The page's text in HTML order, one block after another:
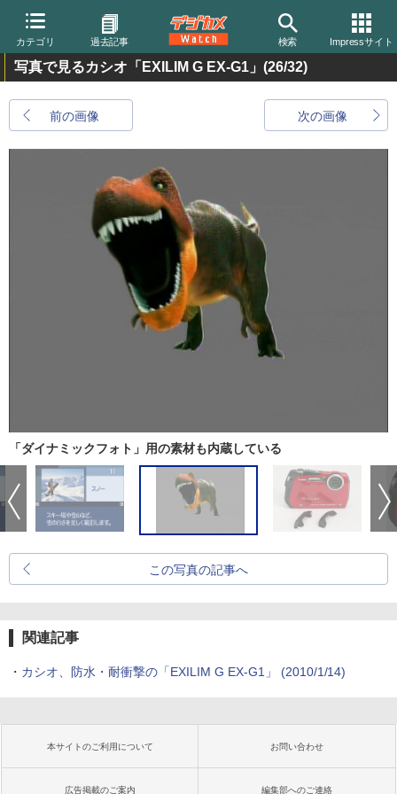
カテゴリ 過去記事 検索 Impressサイト
写真で見るカシオ「EXILIM G EX-G1」 (26/32)
前の画像 次の画像
「ダイナミックフォト」用の素材も内蔵している
この写真の記事へ
関連記事
・ カシオ、防水・耐衝撃の「EXILIM G EX-G1」 (2010/1/14)
本サイトのご利用について お問い合わせ
広告掲載のご案内 編集部へのご連絡